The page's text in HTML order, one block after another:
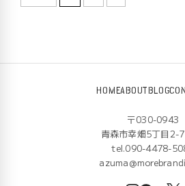
HOMEABOUTBLOG
〒030-0943
青森市幸畑5丁目
tel.090-4478-